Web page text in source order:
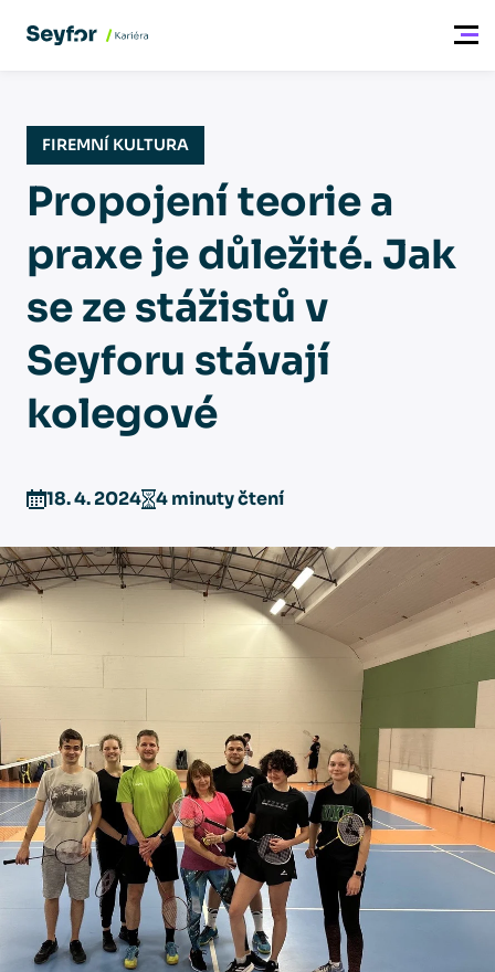
FIREMNÍ KULTURA
Propojení teorie a
praxe je důležité. Jak
se ze stážistů v
Seyforu stávají
kolegové
18. 4. 2024 4 minuty čtení